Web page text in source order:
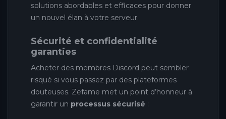
solutions abordables et efficaces pour donner
un nouvel élan à votre serveur.
Sécurité et confidentialité
garanties
Acheter des membres Discord peut sembler
risqué si vous passez par des plateformes
douteuses. Zefame met un point d’honneur à
garantir un processus sécurisé :